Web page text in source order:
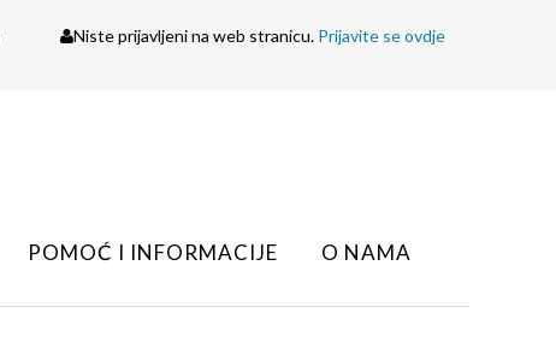
Niste prijavljeni na web stranicu. Prijavite se ovdje
POMOĆ I INFORMACIJE
O NAMA